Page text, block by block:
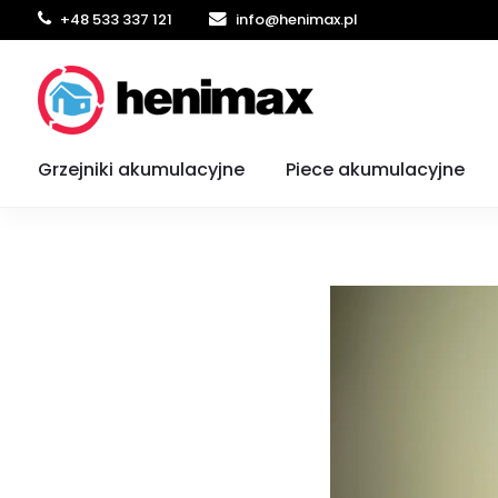
+48 533 337 121 info@henimax.pl
Grzejniki akumulacyjne Piece akumulacyjne
Jakie